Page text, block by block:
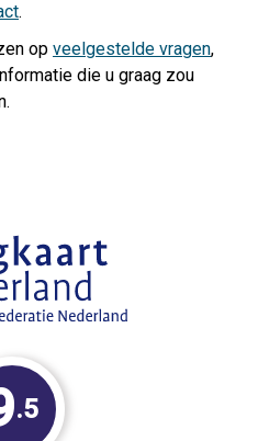
.
op veelgestelde vragen,
die u graag zou
.5